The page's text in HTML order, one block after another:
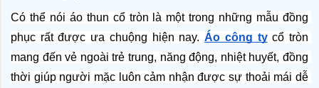
Có thể nói áo thun cổ tròn là một trong những mẫu đồng
phục rất được ưa chuộng hiện nay. Áo công ty cổ tròn
mang đến vẻ ngoài trẻ trung, năng động, nhiệt huyết, đồng
thời giúp người mặc luôn cảm nhận được sự thoải mái dễ